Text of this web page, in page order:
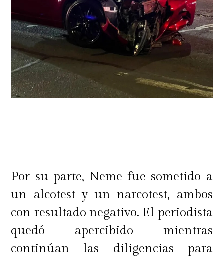
Por su parte, Neme fue sometido a
un alcotest y un narcotest, ambos
con resultado negativo. El periodista
quedó apercibido mientras
continúan las diligencias para